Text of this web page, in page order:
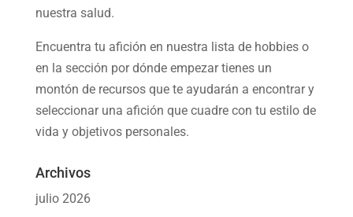
nuestra salud.
Encuentra tu afición en nuestra lista de hobbieso
en la sección por dónde empezar tienes un
montón de recursos que te ayudarán a encontrar y
seleccionar una afición que cuadre con tu estilo de
vida y objetivos personales.
Archivos
julio 2026